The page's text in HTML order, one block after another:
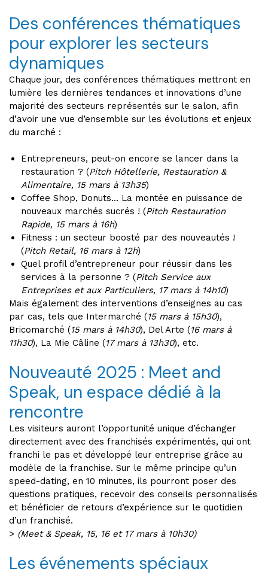
Des conférences thématiques
pour explorer les secteurs
dynamiques
Chaque jour, des conférences thématiques mettront en
lumière les dernières tendances et innovations d’une
majorité des secteurs représentés sur le salon, afin
d’avoir une vue d’ensemble sur les évolutions et enjeux
du marché :
Entrepreneurs, peut-on encore se lancer dans la
restauration ? (Pitch Hôtellerie, Restauration &
Alimentaire, 15 mars à 13h35)
Coffee Shop, Donuts… La montée en puissance de
nouveaux marchés sucrés ! (Pitch Restauration
Rapide, 15 mars à 16h)
Fitness : un secteur boosté par des nouveautés !
(Pitch Retail, 16 mars à 12h)
Quel profil d’entrepreneur pour réussir dans les
services à la personne ? (Pitch Service aux
Entreprises et aux Particuliers, 17 mars à 14h10)
Mais également des interventions d’enseignes au cas
par cas, tels que Intermarché (15 mars à 15h30),
Bricomarché (15 mars à 14h30), Del Arte (16 mars à
11h30), La Mie Câline (17 mars à 13h30), etc.
Nouveauté 2025 : Meet and
Speak, un espace dédié à la
rencontre
Les visiteurs auront l’opportunité unique d’échanger
directement avec des franchisés expérimentés, qui ont
franchi le pas et développé leur entreprise grâce au
modèle de la franchise. Sur le même principe qu’un
speed-dating, en 10 minutes, ils pourront poser des
questions pratiques, recevoir des conseils personnalisés
et bénéficier de retours d’expérience sur le quotidien
d’un franchisé.
> (Meet & Speak, 15, 16 et 17 mars à 10h30)
Les événements spéciaux